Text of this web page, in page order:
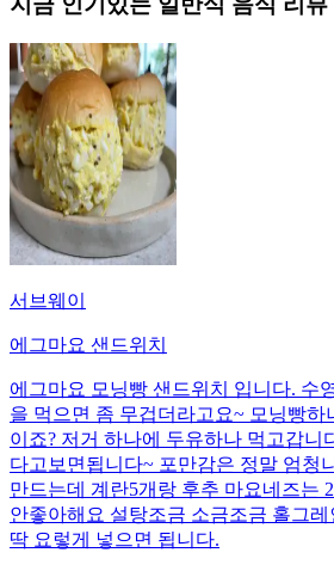
서브웨이
에그마요 샌드위치
에그마요 모닝빵 샌드위치 입니다. 수
을 먹으면 좀 무겁더라고요~ 모닝빵하
이죠? 저거 하나에 두유하나 먹고갑니
다고보면됩니다~ 포만감은 정말 엄청
만드는데 계란5개랑 후추 마요네즈는
안좋아해요 설탕조금 소금조금 홀그
딱 요렇게 넣으면 됩니다.